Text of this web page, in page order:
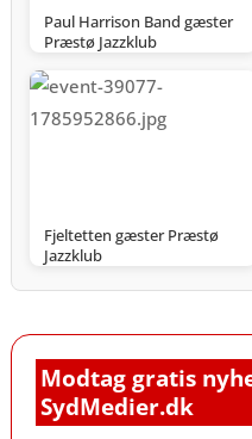
Paul Harrison Band gæster
Præstø Jazzklub
Fjeltetten gæster Præstø
Jazzklub
Modtag gratis
SydMedier.dk